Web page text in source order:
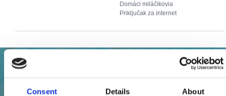
Consent Details About
Domáci miláčikovia
Priključak za internet